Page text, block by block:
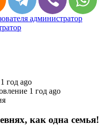
1 год ago
1 год ago
как одна семья!